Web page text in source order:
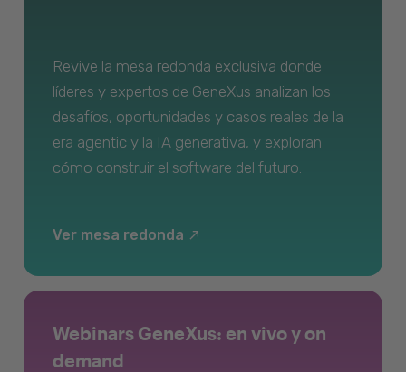
Revive la mesa redonda exclusiva donde
líderes y expertos de GeneXus analizan los
desafíos, oportunidades y casos reales de la
era agentic y la IA generativa, y exploran
cómo construir el software del futuro.
Ver mesa redonda
Webinars GeneXus: en vivo y on
demand